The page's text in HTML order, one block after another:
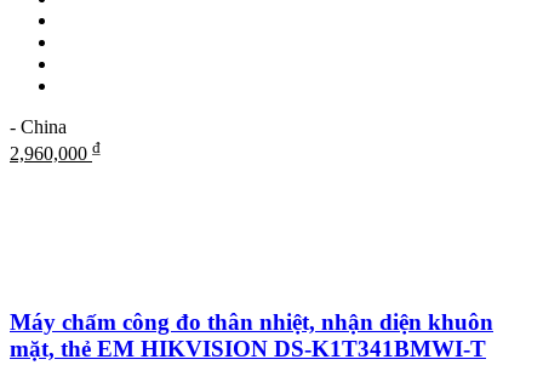
- China
2,960,000 ₫
Máy chấm công đo thân nhiệt, nhận diện khuôn
mặt, thẻ EM HIKVISION DS-K1T341BMWI-T